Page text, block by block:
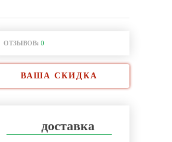
ОТЗЫВОВ: 0
ВАША СКИДКА
доставка